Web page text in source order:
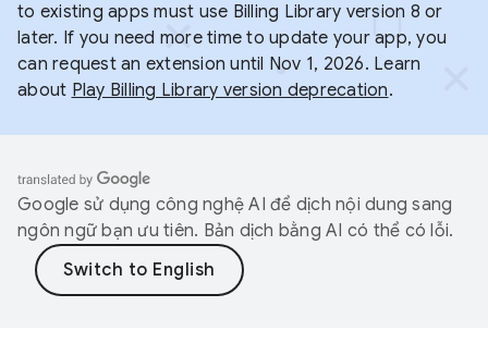
to existing apps must use Billing Library version 8 or
later. If you need more time to update your app, you
can request an extension until Nov 1, 2026. Learn
about Play Billing Library version deprecation.
Google sử dụng công nghệ AI để dịch nội dung sang
ngôn ngữ bạn ưu tiên. Bản dịch bằng AI có thể có lỗi.